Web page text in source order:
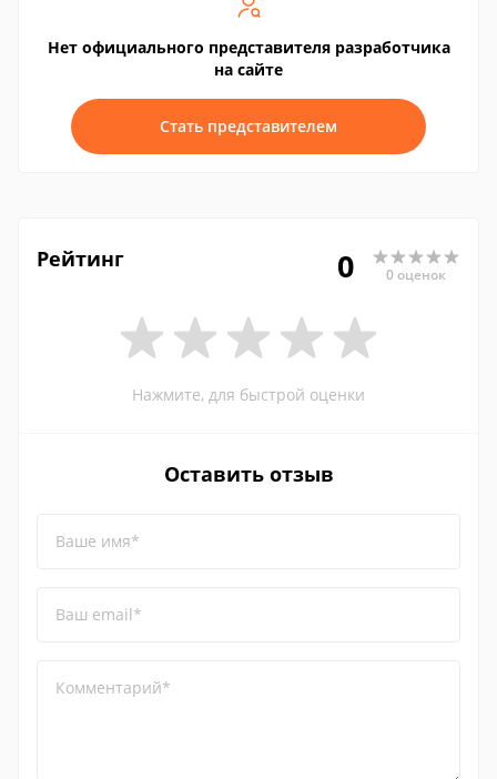
Нет официального представителя разработчика
на сайте
Стать представителем
Рейтинг 0 0 оценок
Нажмите, для быстрой оценки
Оставить отзыв
Ваше имя*
Ваш email*
Комментарий*